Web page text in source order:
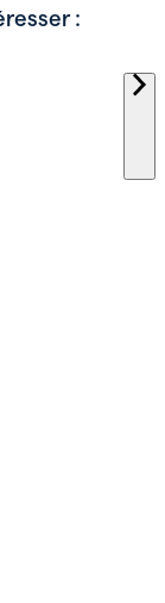
: